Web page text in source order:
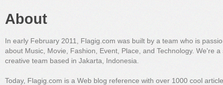
About
In early February 2011, Flagig.com was built by a team who is
about Music, Movie, Fashion, Event, Place, and Technology. We're a
creative team based in Jakarta, Indonesia.
Today, Flagig.com is a Web blog reference with over 1000 cool